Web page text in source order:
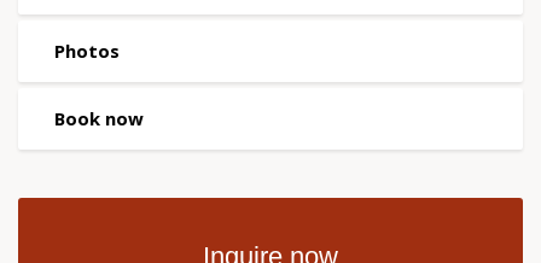
Photos
Book now
Inquire now